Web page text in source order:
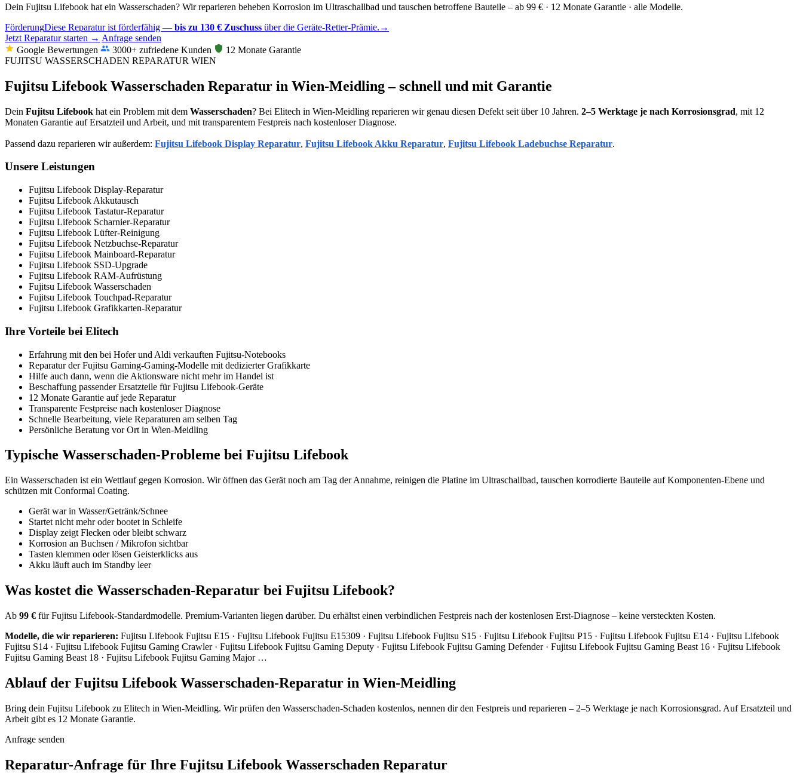
Dein Fujitsu Lifebook hat ein Wasserschaden? Wir reparieren beheben Korrosion im Ultraschallbad und tauschen betroffene Bauteile – ab 99 € · 12 Monate Garantie · alle Modelle.
FörderungDiese Reparatur ist förderfähig — bis zu 130 € Zuschuss über die Geräte-Retter-Prämie. →
Jetzt Reparatur starten → Anfrage senden
Google Bewertungen
3000+ zufriedene Kunden
12 Monate Garantie
FUJITSU WASSERSCHADEN REPARATUR WIEN
Fujitsu Lifebook Wasserschaden Reparatur in Wien-Meidling – schnell und mit Garantie
Dein Fujitsu Lifebook hat ein Problem mit dem Wasserschaden? Bei Elitech in Wien-Meidling reparieren wir genau diesen Defekt seit über 10 Jahren. 2–5 Werktage je nach Korrosionsgrad, mit 12
Monaten Garantie auf Ersatzteil und Arbeit, und mit transparentem Festpreis nach kostenloser Diagnose.
Passend dazu reparieren wir außerdem: Fujitsu Lifebook Display Reparatur, Fujitsu Lifebook Akku Reparatur, Fujitsu Lifebook Ladebuchse Reparatur.
Unsere Leistungen
Fujitsu Lifebook Display-Reparatur
Fujitsu Lifebook Akkutausch
Fujitsu Lifebook Tastatur-Reparatur
Fujitsu Lifebook Scharnier-Reparatur
Fujitsu Lifebook Lüfter-Reinigung
Fujitsu Lifebook Netzbuchse-Reparatur
Fujitsu Lifebook Mainboard-Reparatur
Fujitsu Lifebook SSD-Upgrade
Fujitsu Lifebook RAM-Aufrüstung
Fujitsu Lifebook Wasserschaden
Fujitsu Lifebook Touchpad-Reparatur
Fujitsu Lifebook Grafikkarten-Reparatur
Ihre Vorteile bei Elitech
Erfahrung mit den bei Hofer und Aldi verkauften Fujitsu-Notebooks
Reparatur der Fujitsu Gaming-Gaming-Modelle mit dedizierter Grafikkarte
Hilfe auch dann, wenn die Aktionsware nicht mehr im Handel ist
Beschaffung passender Ersatzteile für Fujitsu Lifebook-Geräte
12 Monate Garantie auf jede Reparatur
Transparente Festpreise nach kostenloser Diagnose
Schnelle Bearbeitung, viele Reparaturen am selben Tag
Persönliche Beratung vor Ort in Wien-Meidling
Typische Wasserschaden-Probleme bei Fujitsu Lifebook
Ein Wasserschaden ist ein Wettlauf gegen Korrosion. Wir öffnen das Gerät noch am Tag der Annahme, reinigen die Platine im Ultraschallbad, tauschen korrodierte Bauteile auf Komponenten-Ebene und
schützen mit Conformal Coating.
Gerät war in Wasser/Getränk/Schnee
Startet nicht mehr oder bootet in Schleife
Display zeigt Flecken oder bleibt schwarz
Korrosion an Buchsen / Mikrofon sichtbar
Tasten klemmen oder lösen Geisterklicks aus
Akku läuft auch im Standby leer
Was kostet die Wasserschaden-Reparatur bei Fujitsu Lifebook?
Ab 99 € für Fujitsu Lifebook-Standardmodelle. Premium-Varianten liegen darüber. Du erhältst einen verbindlichen Festpreis nach der kostenlosen Erst-Diagnose – keine versteckten Kosten.
Modelle, die wir reparieren: Fujitsu Lifebook Fujitsu E15 · Fujitsu Lifebook Fujitsu E15309 · Fujitsu Lifebook Fujitsu S15 · Fujitsu Lifebook Fujitsu P15 · Fujitsu Lifebook Fujitsu E14 · Fujitsu Lifebook
Fujitsu S14 · Fujitsu Lifebook Fujitsu Gaming Crawler · Fujitsu Lifebook Fujitsu Gaming Deputy · Fujitsu Lifebook Fujitsu Gaming Defender · Fujitsu Lifebook Fujitsu Gaming Beast 16 · Fujitsu Lifebook
Fujitsu Gaming Beast 18 · Fujitsu Lifebook Fujitsu Gaming Major …
Ablauf der Fujitsu Lifebook Wasserschaden-Reparatur in Wien-Meidling
Bring dein Fujitsu Lifebook zu Elitech in Wien-Meidling. Wir prüfen den Wasserschaden-Schaden kostenlos, nennen dir den Festpreis und reparieren – 2–5 Werktage je nach Korrosionsgrad. Auf Ersatzteil und
Arbeit gibt es 12 Monate Garantie.
Anfrage senden
Reparatur-Anfrage für Ihre Fujitsu Lifebook Wasserschaden Reparatur